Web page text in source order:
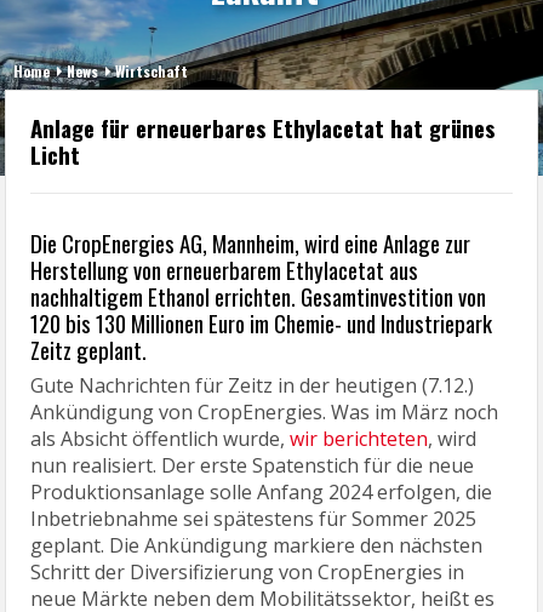
Home News Wirtschaft
Anlage für erneuerbares Ethylacetat hat grünes
Licht
Die CropEnergies AG, Mannheim, wird eine Anlage zur
Herstellung von erneuerbarem Ethylacetat aus
nachhaltigem Ethanol errichten. Gesamtinvestition von
120 bis 130 Millionen Euro im Chemie- und Industriepark
Zeitz geplant.
Gute Nachrichten für Zeitz in der heutigen (7.12.)
Ankündigung von CropEnergies. Was im März noch
als Absicht öffentlich wurde,wir berichteten, wird
nun realisiert. Der erste Spatenstich für die neue
Produktionsanlage solle Anfang 2024 erfolgen, die
Inbetriebnahme sei spätestens für Sommer 2025
geplant. Die Ankündigung markiere den nächsten
Schritt der Diversifizierung von CropEnergies in
neue Märkte neben dem Mobilitätssektor, heißt es